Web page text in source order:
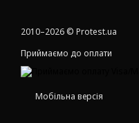
2010–2026 © Protest.ua
Приймаємо до оплати
Мобільна версія